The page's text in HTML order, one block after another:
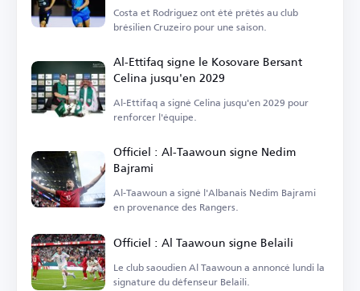
Costa et Rodriguez ont été prêtés au club
brésilien Cruzeiro pour une saison.
Al-Ettifaq signe le Kosovare Bersant
Celina jusqu'en 2029
Al-Ettifaq a signé Celina jusqu'en 2029 pour
renforcer l'équipe.
Officiel : Al-Taawoun signe Nedim
Bajrami
Al-Taawoun a signé l'Albanais Nedim Bajrami
en provenance des Rangers.
Officiel : Al Taawoun signe Belaili
Le club saoudien Al Taawoun a annoncé lundi la
signature du défenseur Belaili.